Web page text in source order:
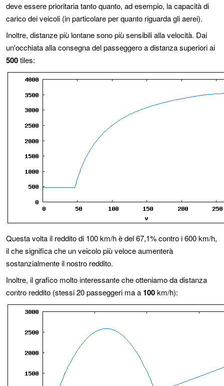
deve essere prioritaria tanto quanto, ad esempio, la capacità di
carico dei veicoli (in particolare per quanto riguarda gli aerei).
Inoltre, distanze più lontane sono più sensibili alla velocità. Dai
un'occhiata alla consegna del passeggero a distanza superiori ai
500tiles:
Questa volta il reddito di 100 km/h è del 67,1% contro i 600 km/h,
il che significa che un veicolo più veloce aumenterà
sostanzialmente il nostro reddito.
Inoltre, il grafico molto interessante che otteniamo da distanza
contro reddito (stessi 20 passeggeri ma a 100km/h):